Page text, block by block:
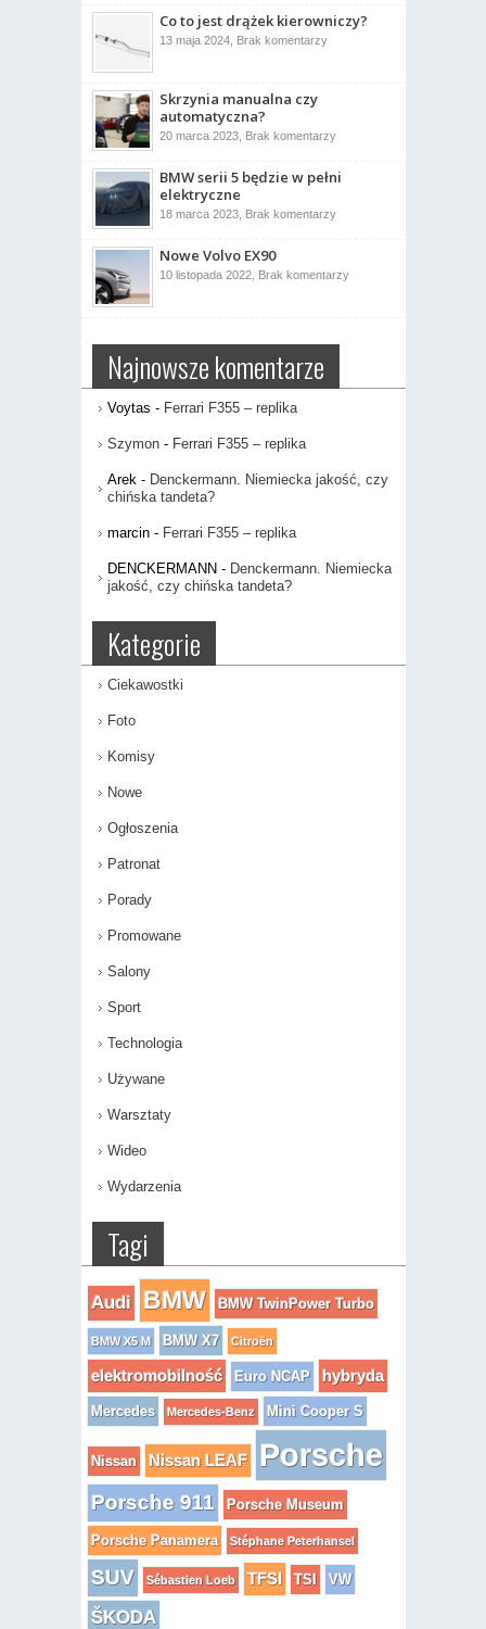
005
ujrzał
światło
Co to jest drążek kierowniczy?
13 maja 2024, Brak komentarzydo
Skrzynia manualna czy
automatyczna?
20 marca 2023, Brak komentarzydo
czy
automatyczna?
BMW serii 5 będzie w pełni
elektryczne
18 marca 2023, Brak komentarzydo
w
Nowe Volvo EX90
10 listopada 2022, Brak komentarzydo
Najnowsze komentarze
Voytas - Ferrari F355 – replika
Szymon- Ferrari F355 – replika
Arek- Denckermann. Niemiecka jakość, czy
chińska tandeta?
marcin- Ferrari F355 – replika
DENCKERMANN - Denckermann. Niemiecka
jakość, czy chińska tandeta?
Kategorie
Ciekawostki
Foto
Komisy
Nowe
Ogłoszenia
Patronat
Porady
Promowane
Salony
Sport
Technologia
Używane
Warsztaty
Wideo
Wydarzenia
Tagi
Audi BMW BMW TwinPower Turbo
BMW X5 M BMW X7 Citroën
elektromobilność Euro NCAP hybryda
Mercedes Mercedes-Benz Mini Cooper S
Nissan Nissan LEAF Porsche
Porsche 911 Porsche Museum
Porsche Panamera Stéphane Peterhansel
SUV Sébastien Loeb TFSI TSI VW
ŠKODA